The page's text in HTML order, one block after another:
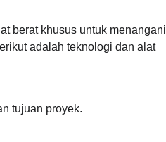
berat khusus untuk menangani
adalah teknologi dan alat
tujuan proyek.